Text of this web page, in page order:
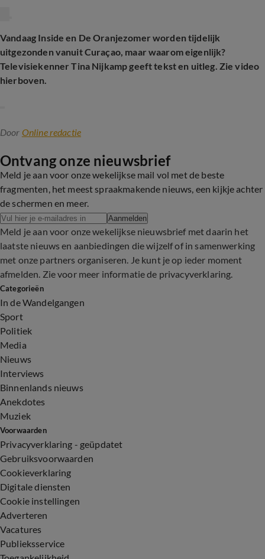
Vandaag Inside en De Oranjezomer worden tijdelijk
uitgezonden vanuit Curaçao, maar waarom eigenlijk?
Televisiekenner Tina Nijkamp geeft tekst en uitleg. Zie video
hierboven.
Door Online redactie
Ontvang onze nieuwsbrief
Meld je aan voor onze wekelijkse mail vol met de beste
fragmenten, het meest spraakmakende nieuws, een kijkje achter
de schermen en meer.
Aanmelden
Meld je aan voor onze wekelijkse nieuwsbrief met daarin het
laatste nieuws en aanbiedingen die wijzelf of in samenwerking
met onze partners organiseren. Je kunt je op ieder moment
afmelden. Zie voor meer informatie de privacyverklaring.
Categorieën
In de Wandelgangen
Sport
Politiek
Media
Nieuws
Interviews
Binnenlands nieuws
Anekdotes
Muziek
Voorwaarden
Privacyverklaring - geüpdatet
Gebruiksvoorwaarden
Cookieverklaring
Digitale diensten
Cookie instellingen
Adverteren
Vacatures
Publieksservice